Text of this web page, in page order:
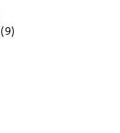
(9)